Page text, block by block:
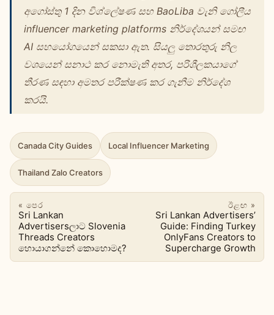
අගෝස්තු 1 දින විශ්ලේෂණ සහ BaoLiba වැනි ගෝලීය
influencer marketing platforms නිර්දේශයන් සමඟ
AI සහයෝගයෙන් සකසා ඇත. සියලු තොරතුරු නිල
වශයෙන් සනාථ කර නොමැති අතර, පරිශීලකයාගේ
තීරණ සඳහා අමතර පරීක්ෂණ කර ගැනීම නිර්දේශ
කරයි.
Canada City Guides Local Influencer Marketing
Thailand Zalo Creators
« පෙර
Sri Lankan
Advertisersලාට Slovenia
Threads Creators
හොයාගන්නේ කොහොමද?
ඊළඟ »
Sri Lankan Advertisers’
Guide: Finding Turkey
OnlyFans Creators to
Supercharge Growth